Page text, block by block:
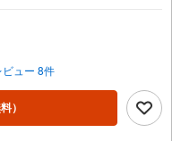
含む） 未掲載物件のご提
」「浴室乾燥機」「敷地内
り（2025年実績:約277、3
）■JR仙山線「仙台駅」
クセスの良さ ■2015年築！
ュー 8件
）